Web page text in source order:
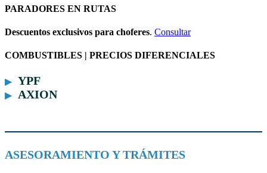
PARADORES EN RUTAS
Descuentos exclusivos para choferes. Consultar
COMBUSTIBLES | PRECIOS DIFERENCIALES
YPF
AXION
ASESORAMIENTO Y TRÁMITES